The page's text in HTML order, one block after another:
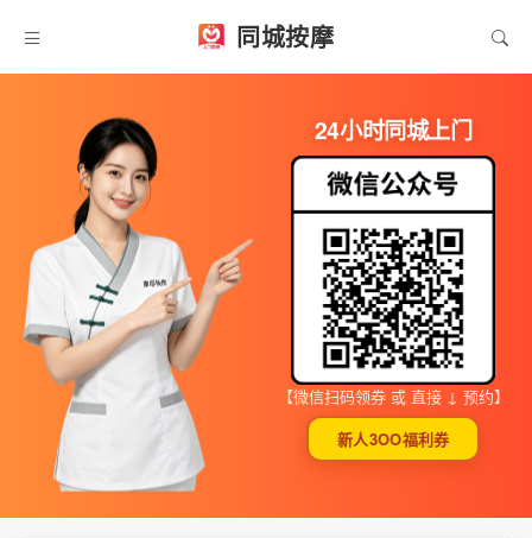
同城按摩
24小时同城上门
【微信扫码领券 或 直接 ↓ 预约】
新人3OO福利券